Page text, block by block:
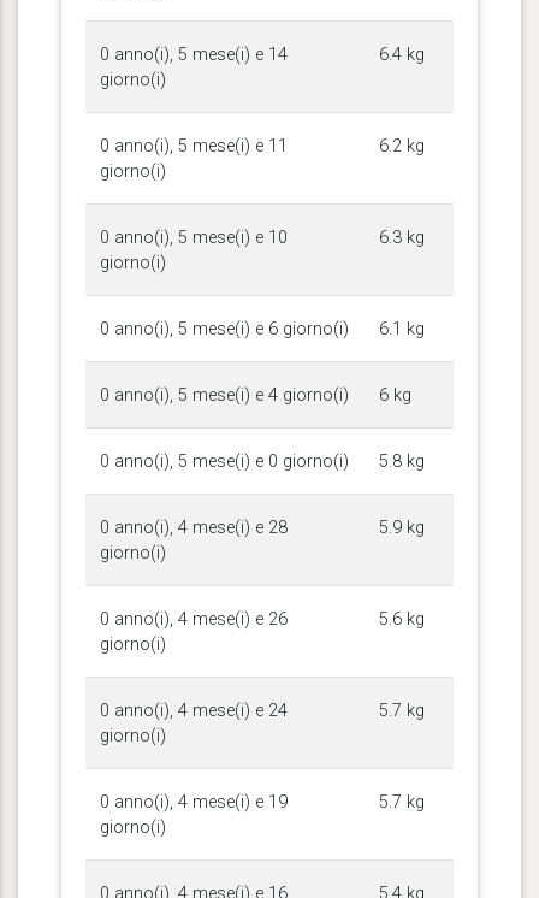
0 anno(i), 5 mese(i) e 14
giorno(i)
6.4 kg
0 anno(i), 5 mese(i) e 11
giorno(i)
6.2 kg
0 anno(i), 5 mese(i) e 10
giorno(i)
6.3 kg
0 anno(i), 5 mese(i) e 6 giorno(i) 6.1 kg
0 anno(i), 5 mese(i) e 4 giorno(i) 6 kg
0 anno(i), 5 mese(i) e 0 giorno(i) 5.8 kg
0 anno(i), 4 mese(i) e 28
giorno(i)
5.9 kg
0 anno(i), 4 mese(i) e 26
giorno(i)
5.6 kg
0 anno(i), 4 mese(i) e 24
giorno(i)
5.7 kg
0 anno(i), 4 mese(i) e 19
giorno(i)
5.7 kg
0 anno(i), 4 mese(i) e 16 5.4 kg